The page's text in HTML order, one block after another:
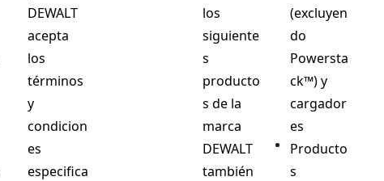
DEWALT
acepta
los
términos
y
condicion
es
especifica
los
siguiente
s
producto
s de la
marca
DEWALT
también
(excluyen
do
Powersta
ck™) y
cargador
es
Producto
s